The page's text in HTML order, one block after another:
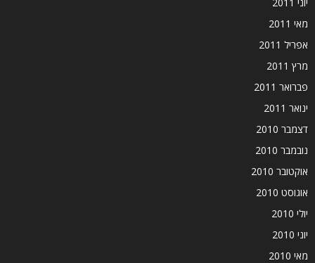
מאי 2011
אפריל 2011
מרץ 2011
פברואר 2011
ינואר 2011
דצמבר 2010
נובמבר 2010
אוקטובר 2010
אוגוסט 2010
יולי 2010
יוני 2010
מאי 2010